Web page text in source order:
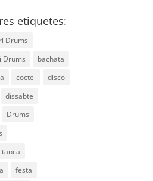
etiquetes:
Drums
Drums
bachata
coctel
disco
dissabte
Drums
festa